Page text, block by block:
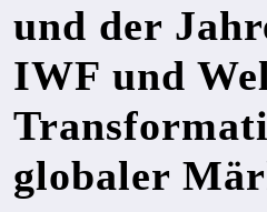
und der
IWF und
globaler